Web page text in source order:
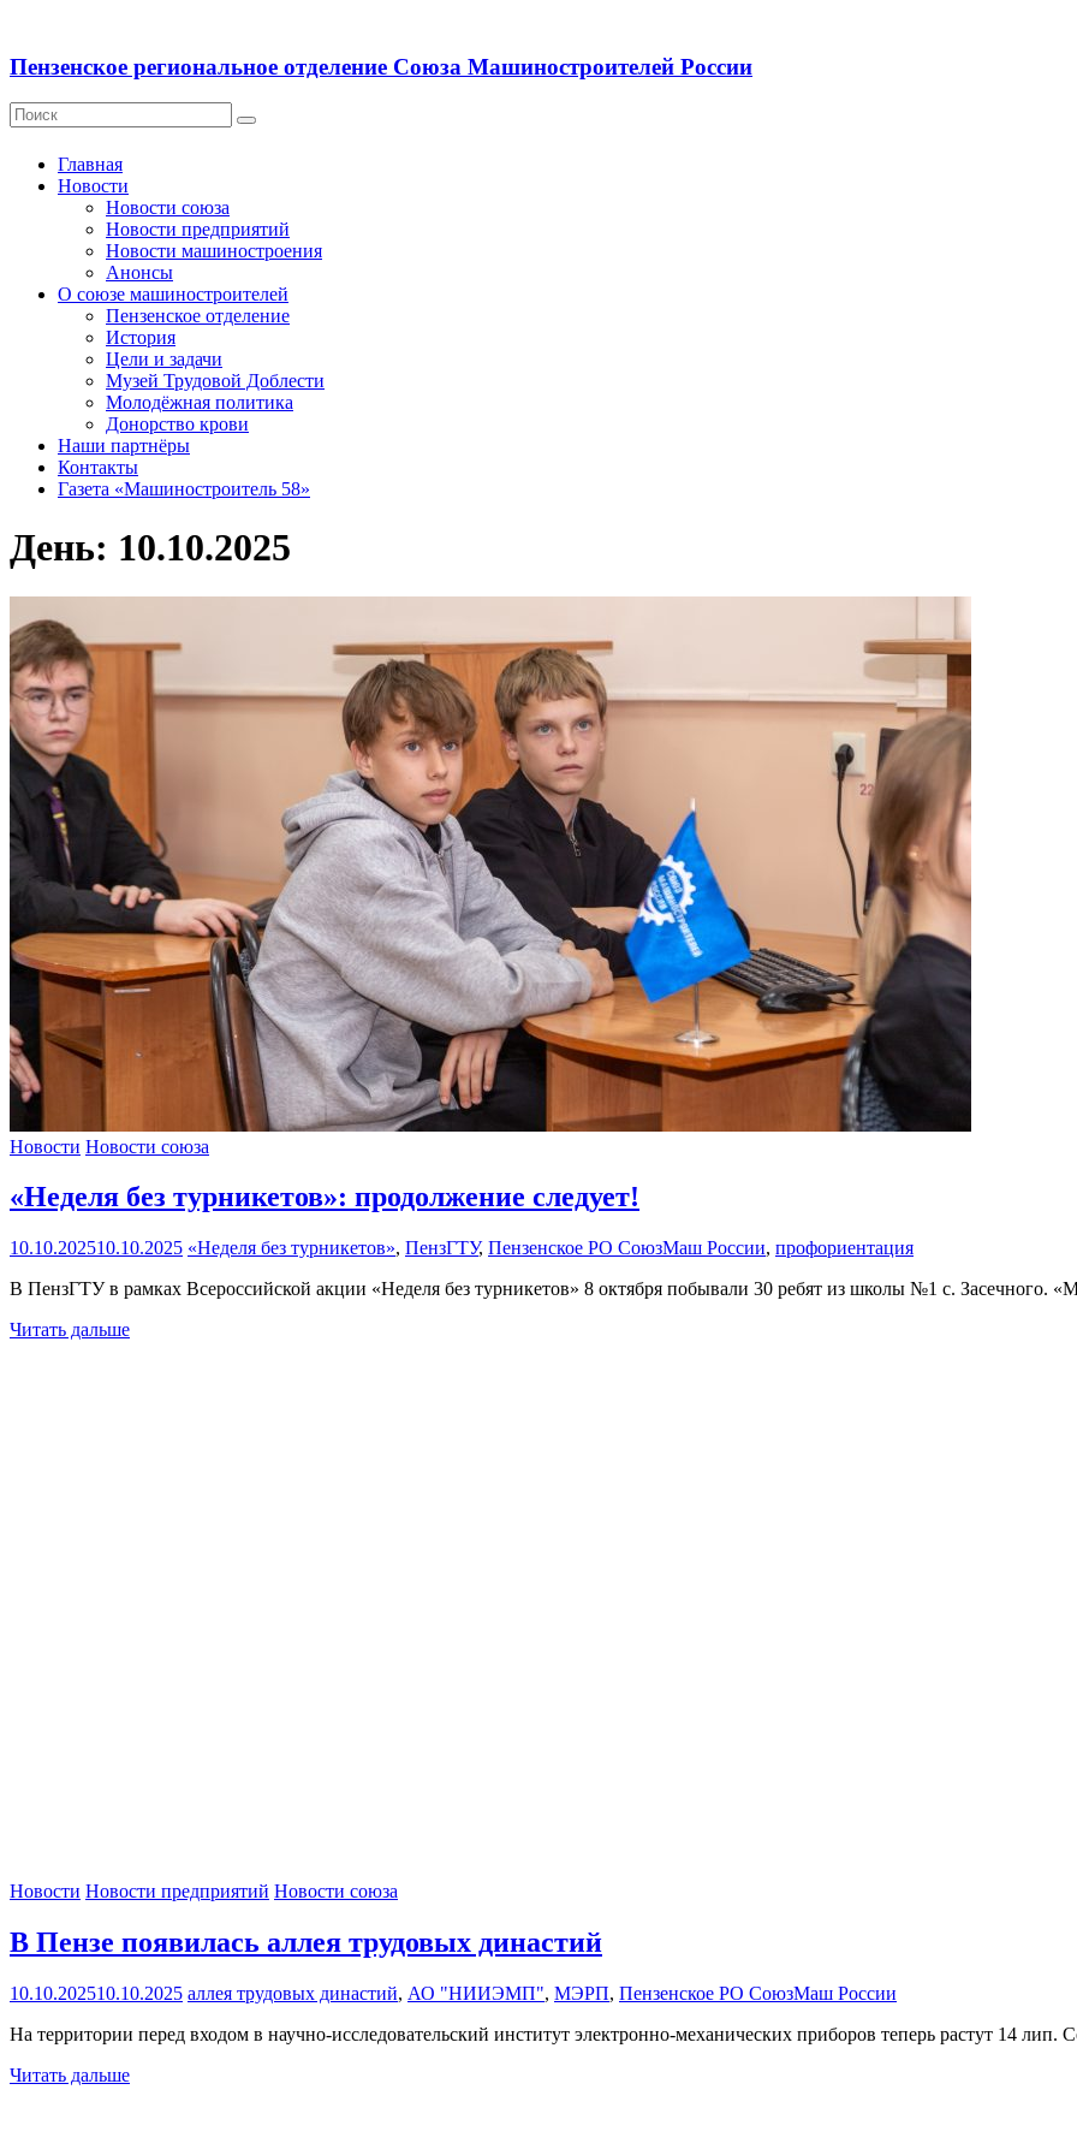
Пензенское региональное отделение Союза Машиностроителей России
Главная
Новости
Новости союза
Новости предприятий
Новости машиностроения
Анонсы
О союзе машиностроителей
Пензенское отделение
История
Цели и задачи
Музей Трудовой Доблести
Молодёжная политика
Донорство крови
Наши партнёры
Контакты
Газета «Машиностроитель 58»
День: 10.10.2025
Новости Новости союза
«Неделя без турникетов»: продолжение следует!
10.10.202510.10.2025 «Неделя без турникетов», ПензГТУ, Пензенское РО СоюзМаш России, профориентация
В ПензГТУ в рамках Всероссийской акции «Неделя без турникетов» 8 октября побывали 30 ребят из школы №1 с. Засечного.
Читать дальше
Новости Новости предприятий Новости союза
В Пензе появилась аллея трудовых династий
10.10.202510.10.2025 аллея трудовых династий, АО "НИИЭМП", МЭРП, Пензенское РО СоюзМаш России
На территории перед входом в научно-исследовательский институт электронно-механических приборов теперь растут 14 лип.
Читать дальше